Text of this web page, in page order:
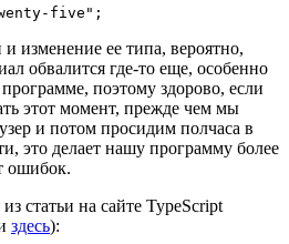
изменение ее типа, вероятно,
обвалится где-то еще, особенно
поэтому здорово, если
этот момент, прежде чем мы
и потом просидим полчаса в
это делает нашу программу более
ошибок.
статьи на сайте TypeScript
здесь):